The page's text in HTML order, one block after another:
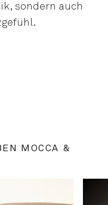
sondern auch
MOCCA &